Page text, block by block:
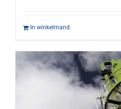
In winkelmand